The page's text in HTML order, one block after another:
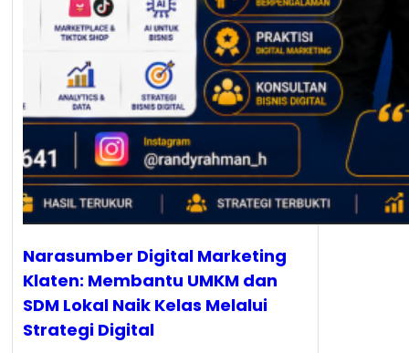
Narasumber Digital Marketing
Klaten: Membantu UMKM dan
SDM Lokal Naik Kelas Melalui
Strategi Digital